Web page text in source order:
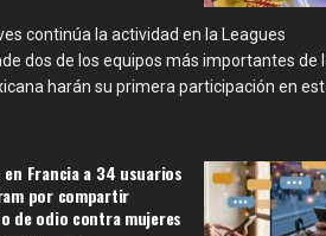
continúa la actividad en la Leagues
dos de los equipos más importantes de
harán su primera participación en
en Francia a 34 usuarios
por compartir
de odio contra mujeres